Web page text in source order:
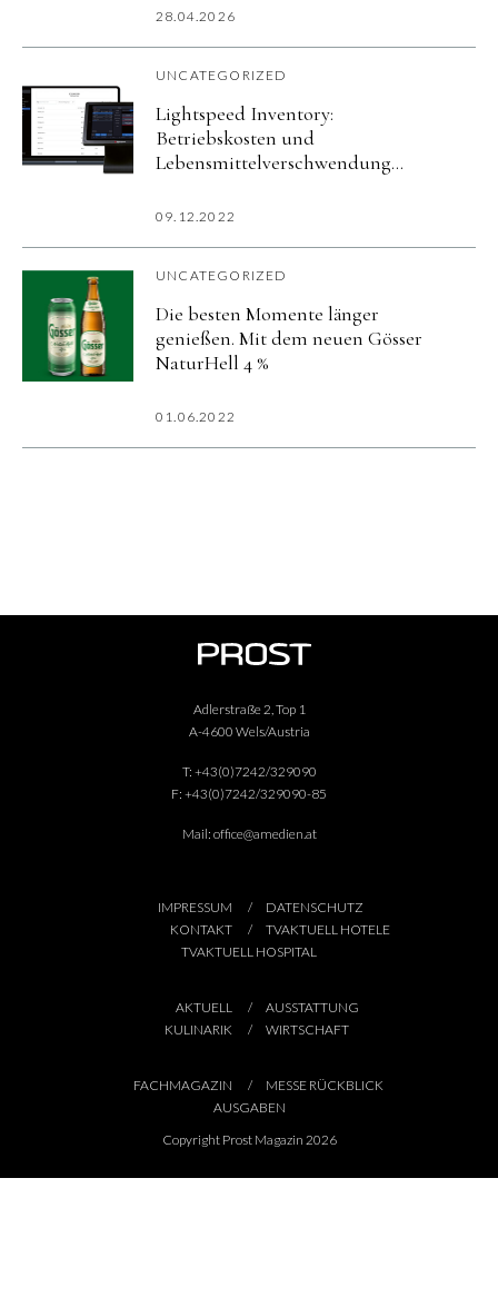
28.04.2026
UNCATEGORIZED
Lightspeed Inventory:
Betriebskosten und
Lebensmittelverschwendung
09.12.2022
UNCATEGORIZED
Die besten Momente länger
genießen. Mit dem neuen Gösser
NaturHell 4 %
01.06.2022
Adlerstraße 2, Top 1
A-4600 Wels/Austria
T: +43(0)7242/329090
F: +43(0)7242/329090-85
Mail: office@amedien.at
IMPRESSUM
DATENSCHUTZ
KONTAKT
TVAKTUELL HOTELE
TVAKTUELL HOSPITAL
AKTUELL
AUSSTATTUNG
KULINARIK
WIRTSCHAFT
FACHMAGAZIN
MESSE RÜCKBLICK
AUSGABEN
Copyright Prost Magazin 2026